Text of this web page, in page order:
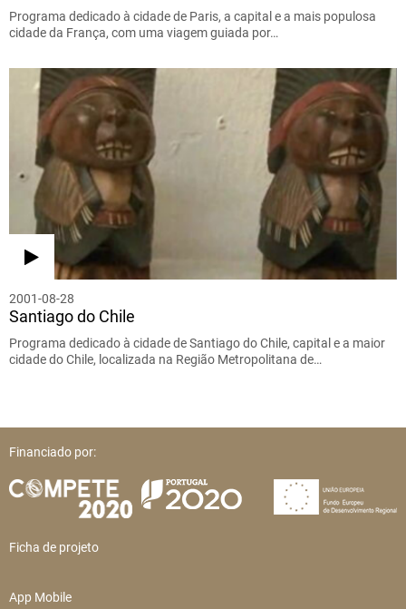
Programa dedicado à cidade de Paris, a capital e a mais populosa
cidade da França, com uma viagem guiada por…
2001-08-28
Santiago do Chile
Programa dedicado à cidade de Santiago do Chile, capital e a maior
cidade do Chile, localizada na Região Metropolitana de…
Financiado por:
Ficha de projeto
App Mobile